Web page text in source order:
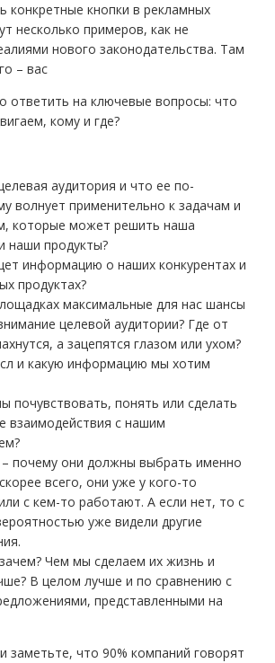
конкретные кнопки в рекламных
несколько примеров, как не
нового законодательства. Там
– вас
ответить на ключевые вопросы: что
кому и где?
аудитория и что ее по-
волнует применительно к задачам и
которые может решить наша
наши продукты?
информацию о наших конкурентах и
продуктах?
максимальные для нас шансы
целевой аудитории? Где от
а зацепятся глазом или ухом?
и какую информацию мы хотим
почувствовать, понять или сделать
взаимодействия с нашим
почему они должны выбрать именно
всего, они уже у кого-то
с кем-то работают. А если нет, то с
уже видели другие
Чем мы сделаем их жизнь и
В целом лучше и по сравнению с
представленными на
заметьте, что 90% компаний говорят